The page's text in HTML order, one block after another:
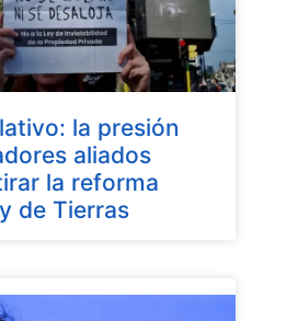
la presión
aliados
la reforma
de Tierras